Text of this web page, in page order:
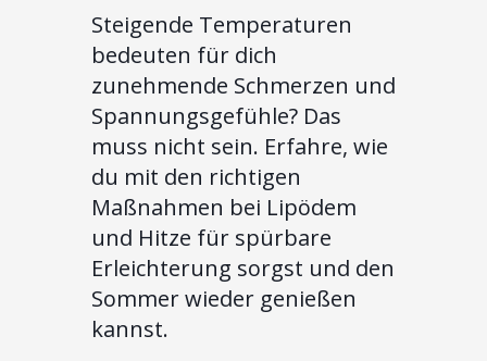
Steigende Temperaturen
bedeuten für dich
zunehmende Schmerzen und
Spannungsgefühle? Das
muss nicht sein. Erfahre, wie
du mit den richtigen
Maßnahmen bei Lipödem
und Hitze für spürbare
Erleichterung sorgst und den
Sommer wieder genießen
kannst.